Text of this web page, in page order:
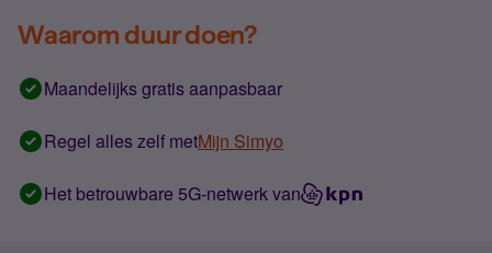
Waarom duur doen?
Maandelijks gratis aanpasbaar
Regel alles zelf metMijn Simyo
Het betrouwbare 5G-netwerk van